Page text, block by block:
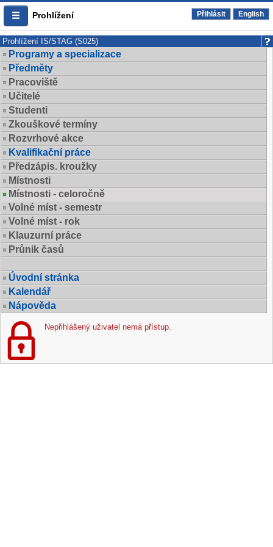
Prohlížení Přihlásit English
Prohlížení IS/STAG (S025)
Programy a specializace
Předměty
Pracoviště
Učitelé
Studenti
Zkouškové termíny
Rozvrhové akce
Kvalifikační práce
Předzápis. kroužky
Místnosti
Místnosti - celoročně
Volné míst - semestr
Volné míst - rok
Klauzurní práce
Průnik časů
Úvodní stránka
Kalendář
Nápověda
Nepřihlášený uživatel nemá přístup.